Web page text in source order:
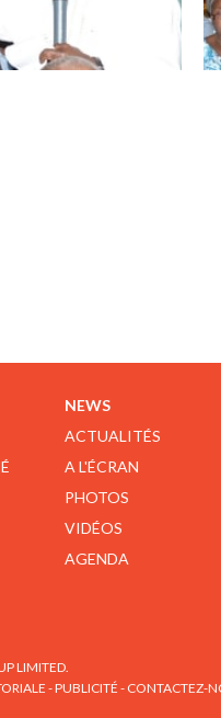
NEWS
ACTUALITÉS
A L'ÉCRAN
PHOTOS
VIDÉOS
AGENDA
LIMITED.
-PUBLICITÉ - CONTACTEZ-